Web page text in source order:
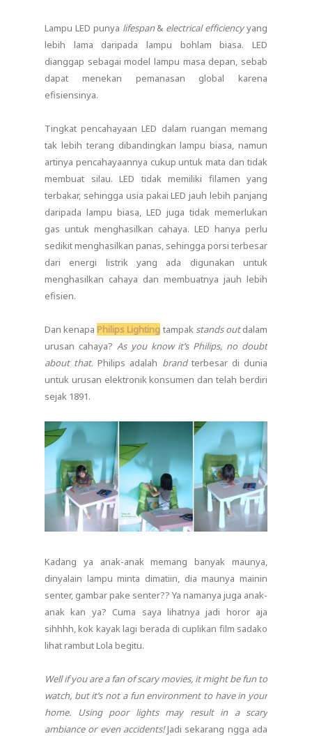
Lampu LED punya lifespan& electrical efficiencyyang
lebih lama daripada lampu bohlam biasa. LED
dianggap sebagai model lampu masa depan, sebab
dapat menekan pemanasan global karena
efisiensinya.
Tingkat pencahayaan LED dalam ruangan memang
tak lebih terang dibandingkan lampu biasa, namun
artinya pencahayaannya cukup untuk mata dan tidak
membuat silau. LED tidak memiliki filamen yang
terbakar, sehingga usia pakai LED jauh lebih panjang
daripada lampu biasa, LED juga tidak memerlukan
gas untuk menghasilkan cahaya. LED hanya perlu
sedikit menghasilkan panas, sehingga porsi terbesar
dari energi listrik yang ada digunakan untuk
menghasilkan cahaya dan membuatnya jauh lebih
efisien.
Dan kenapa Philips Lighting tampak stands outdalam
urusan cahaya? As you know it’s Philips, no doubt
about that. Philips adalah brandterbesar di dunia
untuk urusan elektronik konsumen dan telah berdiri
sejak 1891.
Kadang ya anak-anak memang banyak maunya,
dinyalain lampu minta dimatiin, dia maunya mainin
senter, gambar pake senter?? Ya namanya juga anak-
anak kan ya? Cuma saya lihatnya jadi horor aja
sihhhh, kok kayak lagi berada di cuplikan film sadako
lihat rambut Lola begitu.
Well if you are a fan of scary movies, it might be fun to
watch, but it’s not a fun environment to have in your
home. Using poor lights may result in a scary
ambiance or even accidents!Jadi sekarang ngga ada